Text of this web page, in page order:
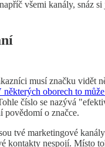
všemi kanály, snáz si
musí značku vidět
některých oborech to
číslo se nazývá
povědomí o značce.
tvé marketingové
kontakty nespojí. Místo